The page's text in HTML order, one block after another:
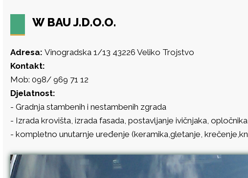
W BAU J.D.O.O.
Adresa: Vinogradska 1/13 43226 Veliko Trojstvo
Kontakt:
Mob: 098/ 969 71 12
Djelatnost:
- Gradnja stambenih i nestambenih zgrada
- Izrada krovišta, izrada fasada, postavljanje ivičnjaka, opločnika
- kompletno unutarnje uređenje (keramika,gletanje,